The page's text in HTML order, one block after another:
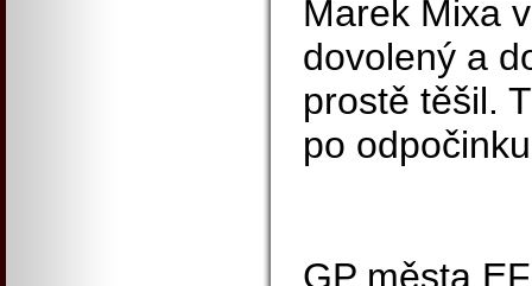
Marek Mixa
dovolený a
prostě těšil.
po
GP města